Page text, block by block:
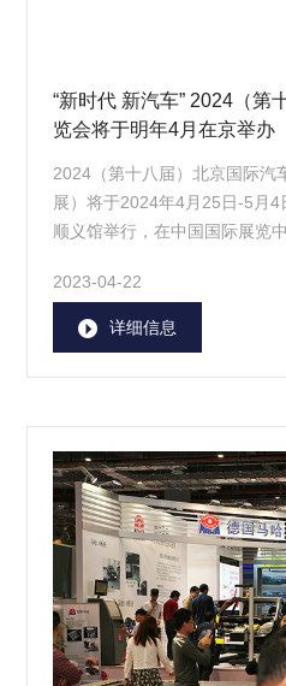
“新时代 新汽车” 2024（第
览会将于明年4月在京举办
2024（第十八届）北京国际汽
展）将于2024年4月25日-5月
顺义馆举行，在中国国际展览
2023-04-22
详细信息